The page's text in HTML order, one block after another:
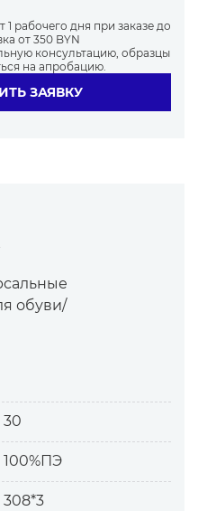
рабочего дня при заказе до
от 350 BYN
консультацию, образцы
на апробацию.
ЗАЯВКУ
обуви/
Синтон по
российскими:
на разрыв,
30
100%ПЭ
308*3